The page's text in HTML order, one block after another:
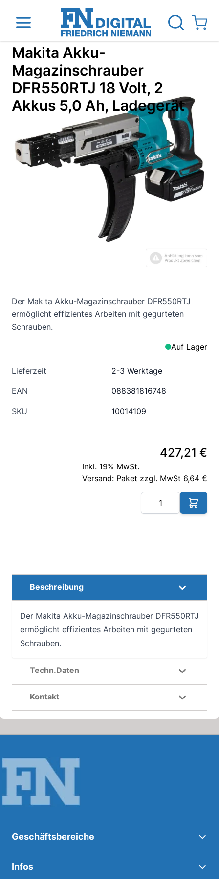
Direkt zum Inhalt
Das Unternehmen Standorte News Blog
View
Makita Akku-
Magazinschrauber
DFR550RTJ 18 Volt, 2
Akkus 5,0 Ah, Ladegerät
Der Makita Akku-Magazinschrauber DFR550RTJ
ermöglicht effizientes Arbeiten mit gegurteten
Schrauben.
Auf Lager
Lieferzeit 2-3 Werktage
EAN 088381816748
SKU 10014109
427,21 €
Inkl. 19% MwSt.
Versand: Paket zzgl. MwSt 6,64 €
Beschreibung
Der Makita Akku-Magazinschrauber DFR550RTJ
ermöglicht effizientes Arbeiten mit gegurteten
Schrauben.
Techn.Daten
Kontakt
Geschäftsbereiche
Infos